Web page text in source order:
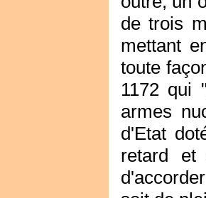
de trois
mettant
toute
1172 qui
armes
d'Etat
retard et